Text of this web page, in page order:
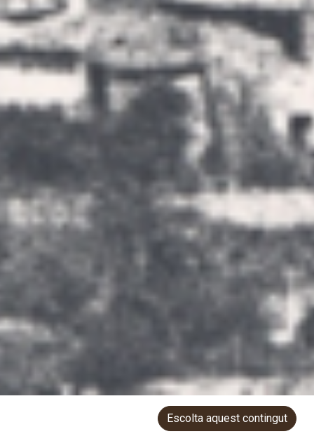
Escolta aquest contingut